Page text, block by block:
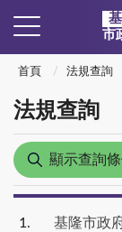
市
首頁 法規查詢
法規查詢
顯示查詢
1
基隆市政